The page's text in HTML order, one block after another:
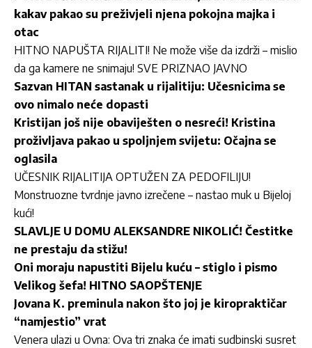
kakav pakao su preživjeli njena pokojna majka i
otac
HITNO NAPUŠTA RIJALITI! Ne može više da izdrži – mislio
da ga kamere ne snimaju! SVE PRIZNAO JAVNO
Sazvan HITAN sastanak u rijalitiju: Učesnicima se
ovo nimalo neće dopasti
Kristijan još nije obaviješten o nesreći! Kristina
proživljava pakao u spoljnjem svijetu: Očajna se
oglasila
UČESNIK RIJALITIJA OPTUŽEN ZA PEDOFILIJU!
Monstruozne tvrdnje javno izrečene – nastao muk u Bijeloj
kući!
SLAVLJE U DOMU ALEKSANDRE NIKOLIĆ! Čestitke
ne prestaju da stižu!
Oni moraju napustiti Bijelu kuću – stiglo i pismo
Velikog šefa! HITNO SAOPŠTENJE
Jovana K. preminula nakon što joj je kiropraktičar
“namjestio” vrat
Venera ulazi u Ovna: Ova tri znaka će imati sudbinski susret